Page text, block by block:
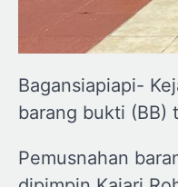
Bagansiapiapi-
barang bukti (BB)
Pemusnahan